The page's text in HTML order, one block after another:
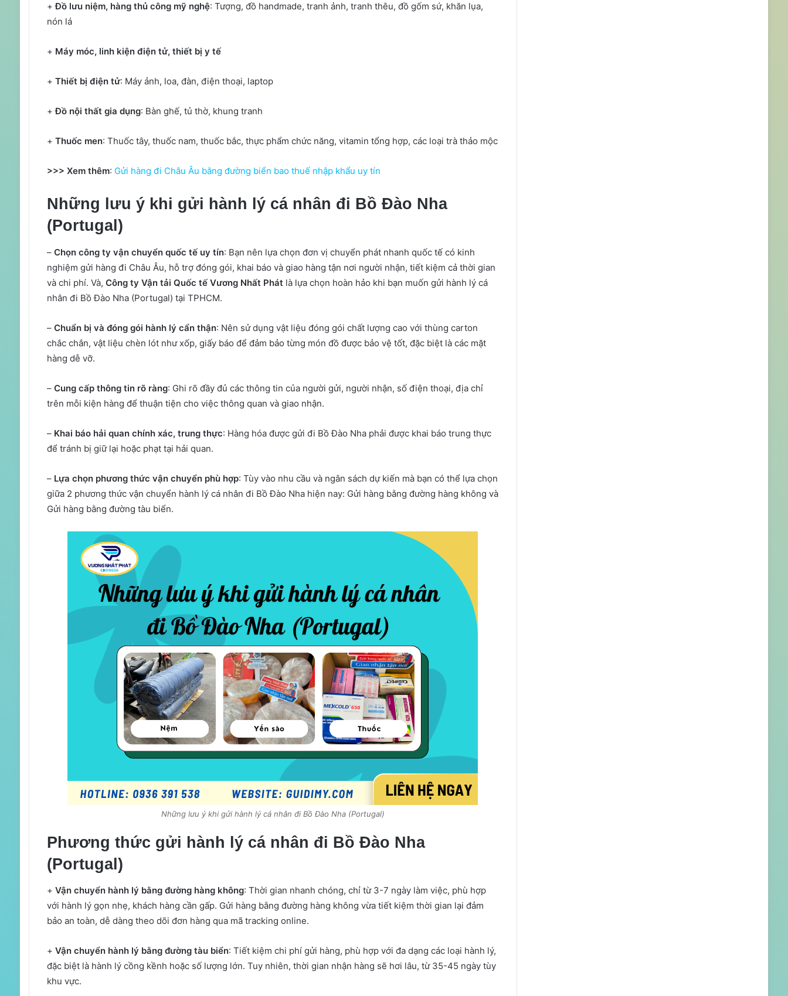
+Đồ lưu niệm, hàng thủ công mỹ nghệ: Tượng, đồ handmade, tranh ảnh, tranh thêu, đồ gốm sứ, khăn lụa,
nón lá
+ Máy móc, linh kiện điện tử, thiết bị y tế
+ Thiết bị điện tử: Máy ảnh, loa, đàn, điện thoại, laptop
+Đồ nội thất gia dụng: Bàn ghế, tủ thờ, khung tranh
+ Thuốc men: Thuốc tây, thuốc nam, thuốc bắc, thực phẩm chức năng, vitamin tổng hợp, các loại trà thảo mộc
>>> Xem thêm: Gửi hàng đi Châu Âu bằng đường biển bao thuế nhập khẩu uy tín
Những lưu ý khi gửi hành lý cá nhân đi Bồ Đào Nha
(Portugal)
– Chọn công ty vận chuyển quốc tế uy tín: Bạn nên lựa chọn đơn vị chuyển phát nhanh quốc tế có kinh
nghiệm gửi hàng đi Châu Âu, hỗ trợ đóng gói, khai báo và giao hàng tận nơi người nhận, tiết kiệm cả thời gian
và chi phí. Và, Công ty Vận tải Quốc tế Vương Nhất Phátlà lựa chọn hoàn hảo khi bạn muốn gửi hành lý cá
nhân đi Bồ Đào Nha (Portugal) tại TPHCM.
– Chuẩn bị và đóng gói hành lý cẩn thận: Nên sử dụng vật liệu đóng gói chất lượng cao với thùng carton
chắc chắn, vật liệu chèn lót như xốp, giấy báo để đảm bảo từng món đồ được bảo vệ tốt, đặc biệt là các mặt
hàng dễ vỡ.
– Cung cấp thông tin rõ ràng: Ghi rõ đầy đủ các thông tin của người gửi, người nhận, số điện thoại, địa chỉ
trên mỗi kiện hàng để thuận tiện cho việc thông quan và giao nhận.
–Khai báo hải quan chính xác, trung thực: Hàng hóa được gửi đi Bồ Đào Nha phải được khai báo trung thực
để tránh bị giữ lại hoặc phạt tại hải quan.
– Lựa chọn phương thức vận chuyển phù hợp: Tùy vào nhu cầu và ngân sách dự kiến mà bạn có thể lựa chọn
giữa 2 phương thức vận chuyển hành lý cá nhân đi Bồ Đào Nha hiện nay: Gửi hàng bằng đường hàng không và
Gửi hàng bằng đường tàu biển.
Những lưu ý khi gửi hành lý cá nhân đi Bồ Đào Nha (Portugal)
Phương thức gửi hành lý cá nhân đi Bồ Đào Nha
(Portugal)
+ Vận chuyển hành lý bằng đường hàng không: Thời gian nhanh chóng, chỉ từ 3-7 ngày làm việc, phù hợp
với hành lý gọn nhẹ, khách hàng cần gấp. Gửi hàng bằng đường hàng không vừa tiết kiệm thời gian lại đảm
bảo an toàn, dễ dàng theo dõi đơn hàng qua mã tracking online.
+ Vận chuyển hành lý bằng đường tàu biển: Tiết kiệm chi phí gửi hàng, phù hợp với đa dạng các loại hành lý,
đặc biệt là hành lý cồng kềnh hoặc số lượng lớn. Tuy nhiên, thời gian nhận hàng sẽ hơi lâu, từ 35-45 ngày tùy
khu vực.